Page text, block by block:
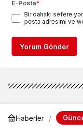
E-Posta*
Bir dahaki sefere
posta adresimi ve
Yorum Gönder
Haberler